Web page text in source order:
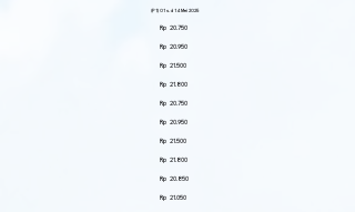
(P1) 01 s.d 14 Mei 2025
Rp 20.750
Rp 20.950
Rp 21.500
Rp 21.800
Rp 20.750
Rp 20.950
Rp 21.500
Rp 21.800
Rp 20.850
Rp 21.050